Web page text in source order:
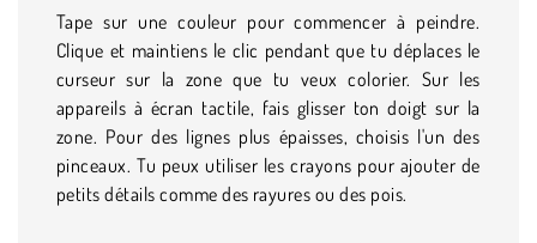
Tape sur une couleur pour commencer à peindre.
Clique et maintiens le clic pendant que tu déplaces le
curseur sur la zone que tu veux colorier. Sur les
appareils à écran tactile, fais glisser ton doigt sur la
zone. Pour des lignes plus épaisses, choisis l'un des
pinceaux. Tu peux utiliser les crayons pour ajouter de
petits détails comme des rayures ou des pois.